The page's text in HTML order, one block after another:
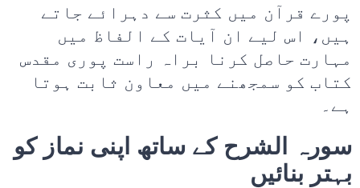
پورے قرآن میں کثرت سے دہرائے جاتے
ہیں، اس لیے ان آیات کے الفاظ میں
مہارت حاصل کرنا براہ راست پوری مقدس
کتاب کو سمجھنے میں معاون ثابت ہوتا
ہے۔
سورہ الشرح کے ساتھ اپنی نماز کو
بہتر بنائیں